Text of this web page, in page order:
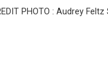
PHOTO : Audrey Feltz